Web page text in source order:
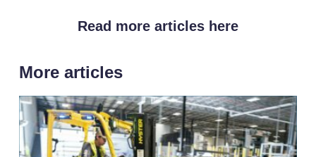
Read more articles here
More articles